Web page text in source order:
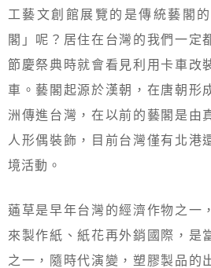
工藝文創館展覽的是傳統藝閣
閣」呢？居住在台灣的我們一定
節慶祭典時就會看見利用卡車改
車。藝閣起源於漢朝，在唐朝形
洲傳進台灣，在以前的藝閣是由
人形偶裝飾，目前台灣僅有北港
境活動。
蓪草是早年台灣的經濟作物之一
來製作紙、紙花再外銷國際，是
之一，隨時代演變，塑膠製品的